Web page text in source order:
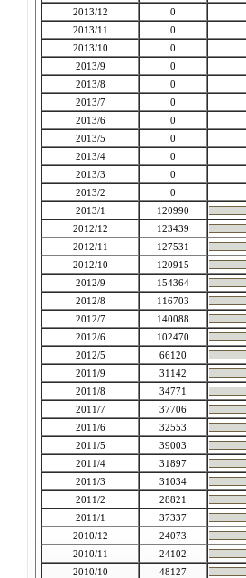
2013/12
0
2013/11
0
2013/10
0
2013/9
0
2013/8
0
2013/7
0
2013/6
0
2013/5
0
2013/4
0
2013/3
0
2013/2
0
2013/1
120990
2012/12
123439
2012/11
127531
2012/10
120915
2012/9
154364
2012/8
116703
2012/7
140088
2012/6
102470
2012/5
66120
2011/9
31142
2011/8
34771
2011/7
37706
2011/6
32553
2011/5
39003
2011/4
31897
2011/3
31034
2011/2
28821
2011/1
37337
2010/12
24073
2010/11
24102
2010/10
48127